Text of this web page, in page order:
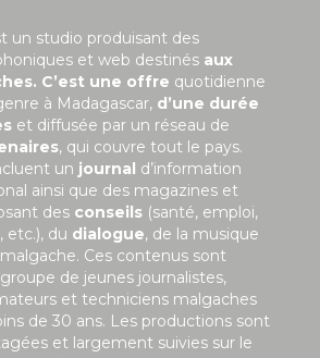
un studio produisant des
et web destinés aux
C’est une offre quotidienne
à Madagascar, d’une durée
et diffusée par un réseau de
, qui couvre tout le pays.
un journal d’information
ainsi que des magazines et
des conseils (santé, emploi,
etc.), du dialogue, de la musique
Ces contenus sont
de jeunes journalistes,
et techniciens malgaches
de 30 ans. Les productions sont
et largement suivies sur le